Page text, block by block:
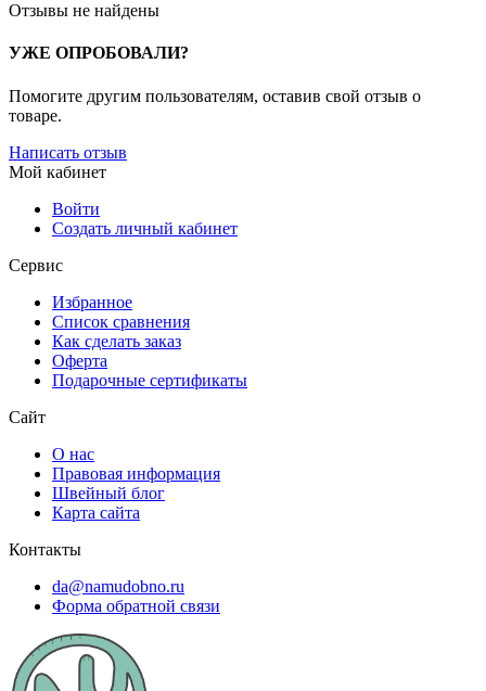
Отзывы не найдены
УЖЕ ОПРОБОВАЛИ?
Помогите другим пользователям, оставив свой отзыв о
товаре.
Написать отзыв
Мой кабинет
Войти
Создать личный кабинет
Сервис
Избранное
Список сравнения
Как сделать заказ
Оферта
Подарочные сертификаты
Сайт
О нас
Правовая информация
Швейный блог
Карта сайта
Контакты
da@namudobno.ru
Форма обратной связи